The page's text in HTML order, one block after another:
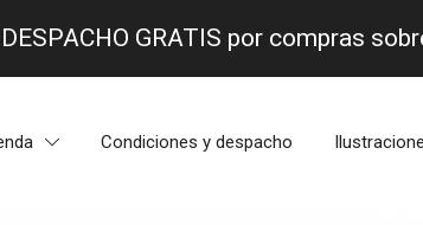
Condiciones y despacho
GRATIS por compras